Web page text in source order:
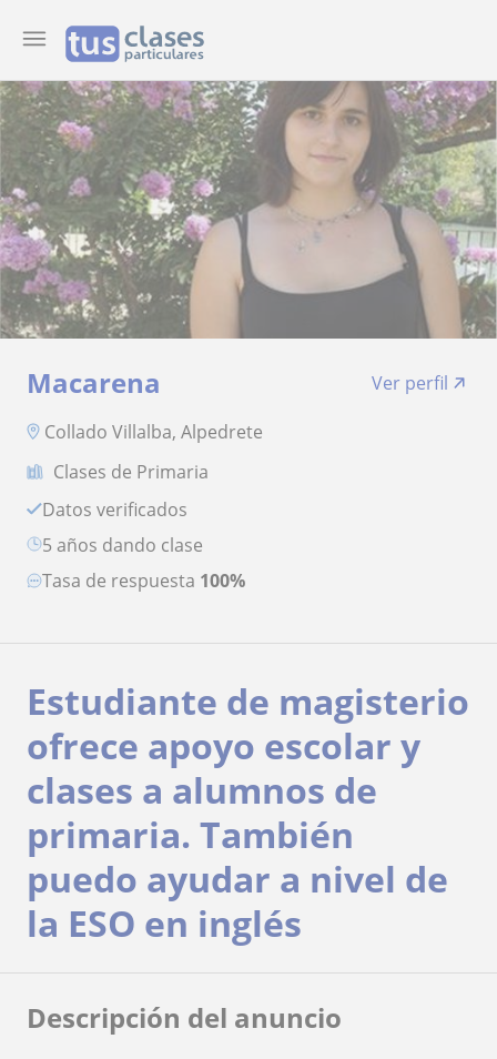
Macarena
Ver perfil
Collado Villalba, Alpedrete
Clases de Primaria
Datos verificados
5 años dando clase
Tasa de respuesta 100%
Estudiante de magisterio
ofrece apoyo escolar y
clases a alumnos de
primaria. También
puedo ayudar a nivel de
la ESO en inglés
Descripción del anuncio